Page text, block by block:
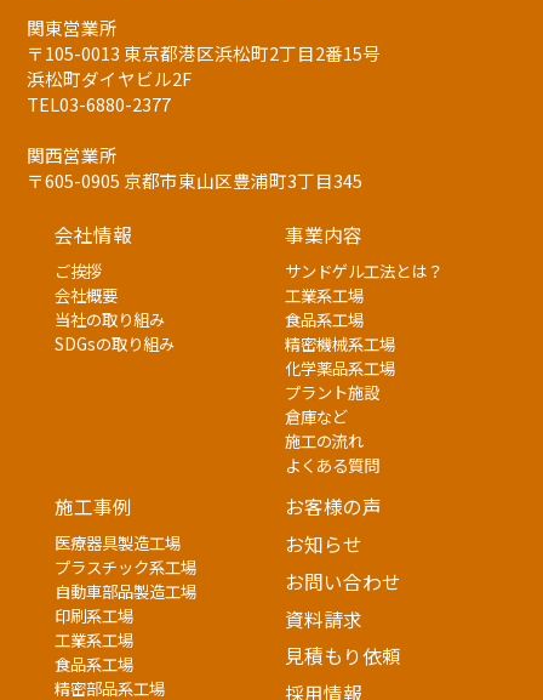
関東営業所
〒105-0013 東京都港区浜松町2丁目2番15号
浜松町ダイヤビル2F
TEL03-6880-2377
関西営業所
〒605-0905 京都市東山区豊浦町3丁目345
会社情報
ご挨拶
会社概要
当社の取り組み
SDGsの取り組み
事業内容
サンドゲル工法とは？
工業系工場
食品系工場
精密機械系工場
化学薬品系工場
プラント施設
倉庫など
施工の流れ
よくある質問
施工事例
医療器具製造工場
プラスチック系工場
自動車部品製造工場
印刷系工場
工業系工場
食品系工場
精密部品系工場
お客様の声
お知らせ
お問い合わせ
資料請求
見積もり依頼
採用情報